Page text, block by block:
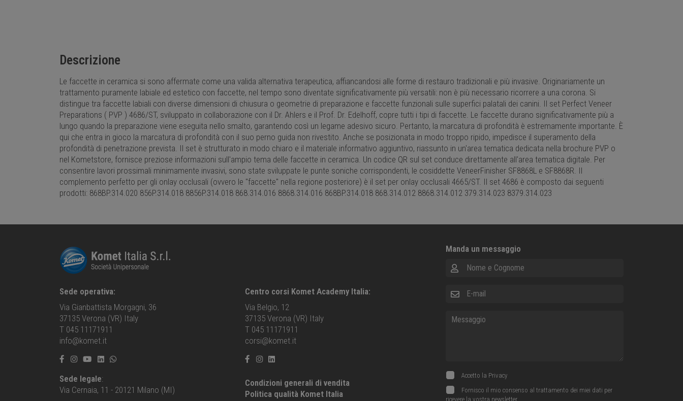
Descrizione
Le faccette in ceramica si sono affermate come una valida alternativa terapeutica, affiancandosi alle forme di restauro tradizionali e più invasive. Originariamente un
trattamento puramente labiale ed estetico con faccette, nel tempo sono diventate significativamente più versatili: non è più necessario ricorrere a una corona. Si
distingue tra faccette labiali con diverse dimensioni di chiusura o geometrie di preparazione e faccette funzionali sulle superfici palatali dei canini. Il set Perfect Veneer
Preparations ( PVP ) 4686/ST, sviluppato in collaborazione con il Dr. Ahlers e il Prof. Dr. Edelhoff, copre tutti i tipi di faccette. Le faccette durano significativamente più a
lungo quando la preparazione viene eseguita nello smalto, garantendo così un legame adesivo sicuro. Pertanto, la marcatura di profondità è estremamente importante. È
qui che entra in gioco la marcatura di profondità con il suo perno guida non rivestito. Anche se posizionata in modo troppo ripido, impedisce il superamento della
profondità di penetrazione prevista. Il set è strutturato in modo chiaro e il materiale informativo aggiuntivo, riassunto in un'area tematica dedicata nella brochure PVP o
nel Kometstore, fornisce preziose informazioni sull'ampio tema delle faccette in ceramica. Un codice QR sul set conduce direttamente all'area tematica digitale. Per
consentire lavori prossimali minimamente invasivi, sono state sviluppate le punte soniche corrispondenti, le cosiddette VeneerFinisher SF8868L e SF8868R. Il
complemento perfetto per gli onlay occlusali (ovvero le "faccette" nella regione posteriore) è il set per onlay occlusali 4665/ST. Il set 4686 è composto dai seguenti
prodotti: 868BP.314.020 856P.314.018 8856P.314.018 868.314.016 8868.314.016 868BP.314.018 868.314.012 8868.314.012 379.314.023 8379.314.023
Sede operativa:
Via Gianbattista Morgagni, 36
37135 Verona (VR) Italy
T 045 11171911
info@komet.it
Centro corsi Komet Academy Italia:
Via Belgio, 12
37135 Verona (VR) Italy
T 045 11171911
corsi@komet.it
Sede legale:
Via Cernaia, 11 - 20121 Milano (MI)
Condizioni generali di vendita
Politica qualità Komet Italia
Manda un messaggio
Nome e Cognome
E-mail
Messaggio
Accetto la Privacy
Fornisco il mio consenso al trattamento dei miei dati per
ricevere la vostra newsletter